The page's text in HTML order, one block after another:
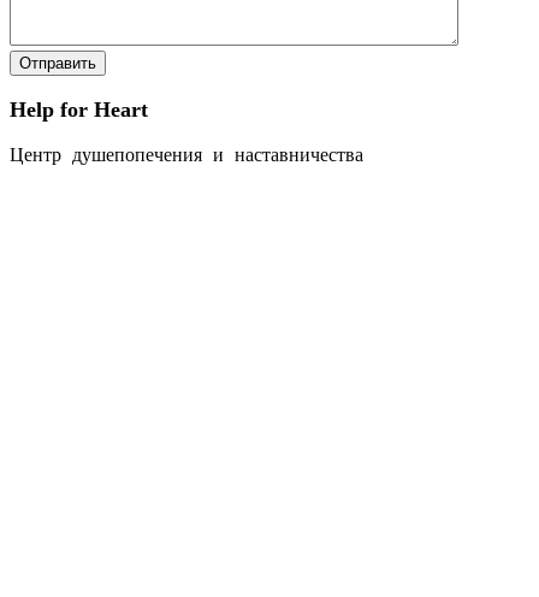
Help for Heart
Центр душепопечения и наставничества